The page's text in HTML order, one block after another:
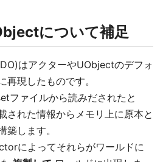
について補足
はアクターやUObjectのデフォ
再現したものです。
ファイルから読みだされたと
された情報からメモリ上に原本と
築します。
によってそれらがワールドに